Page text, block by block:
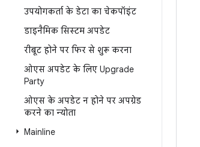
उपयोगकर्ता के डेटा का चेकपॉइंट
डाइनैमिक सिस्टम अपडेट
रीबूट होने पर फिर से शुरू करना
ओएस अपडेट के लिए Upgrade
Party
ओएस के अपडेट न होने पर अपग्रेड
करने का न्योता
Mainline